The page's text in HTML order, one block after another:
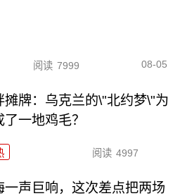
阅读 7999 08-05
摊牌：乌克兰的\"北约梦\"为
了一地鸡毛？
阅读 4997
一声巨响，这次差点把两场